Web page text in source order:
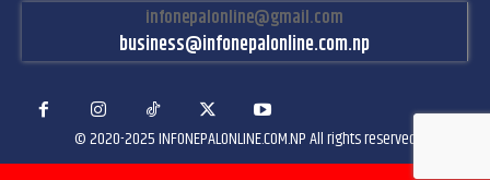
infonepalonline@gmail.com
business@infonepalonline.com.np
© 2020-2025 INFONEPALONLINE.COM.NP All rights reserved